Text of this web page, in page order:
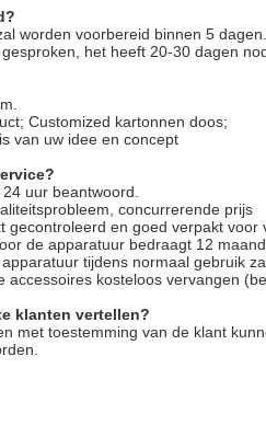
worden voorbereid binnen 5 dagen.
het heeft 20-30 dagen
Customized kartonnen doos;
van uw idee en concept
uur beantwoord.
concurrerende prijs
gecontroleerd en goed verpakt voor
de apparatuur bedraagt 12
tijdens normaal gebruik
accessoires kosteloos vervangen
klanten vertellen?
met toestemming van de klant